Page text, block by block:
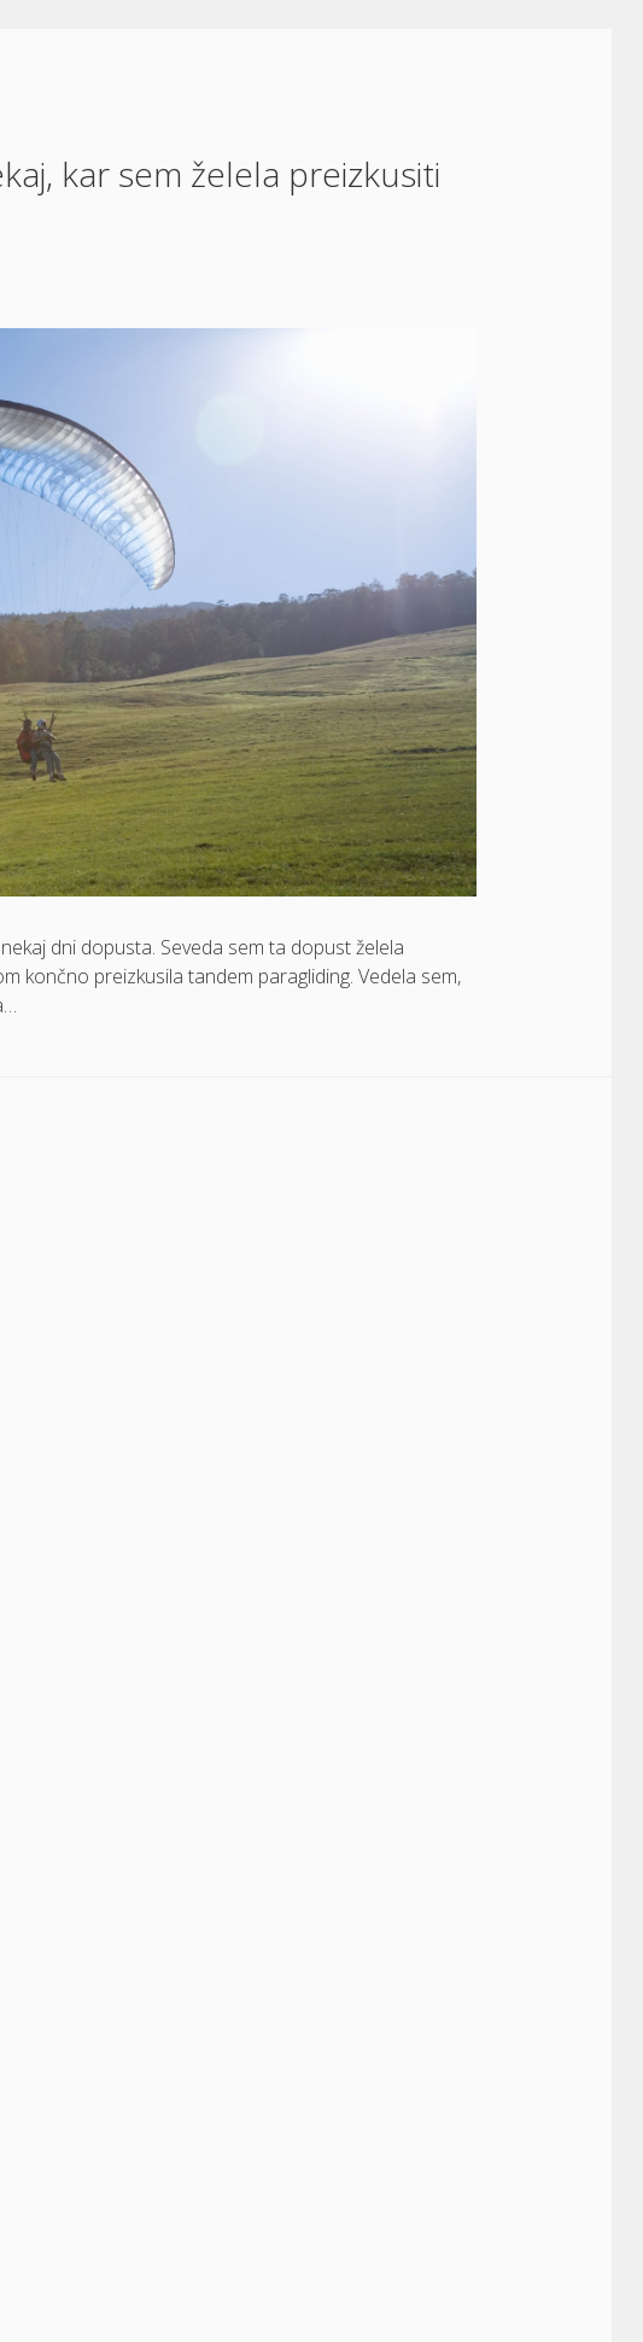
kar sem želela preizkusiti
dni dopusta. Seveda sem ta dopust želela
končno preizkusila tandem paragliding. Vedela sem,